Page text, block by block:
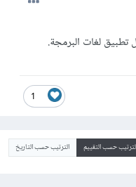
لغات البرمجة.
1
حسب التقييم الترتيب حسب التاريخ